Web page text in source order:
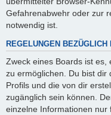
Gefahrenabwehr oder zur
notwendig ist.
REGELUNGEN
Zweck eines Boards ist es,
zu ermöglichen. Du bist dir
Profils und die von dir
zugänglich sein können.
einzelne Informationen